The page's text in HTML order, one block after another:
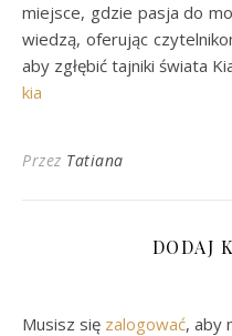
miejsce, gdzie pasja do
wiedzą, oferując
aby zgłębić tajniki świata
kia
Przez Tatiana
DODAJ
Musisz się zalogować, aby